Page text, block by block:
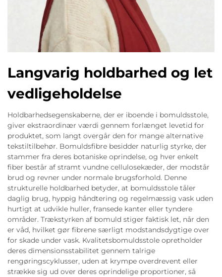
Langvarig holdbarhed og let
vedligeholdelse
Holdbarhedsegenskaberne, der er iboende i bomuldsstole,
giver ekstraordinær værdi gennem forlænget levetid for
produktet, som langt overgår den for mange alternative
tekstiltilbehør. Bomuldsfibre besidder naturlig styrke, der
stammer fra deres botaniske oprindelse, og hver enkelt
fiber består af stramt vundne cellulosekæder, der modstår
brud og revner under normale brugsforhold. Denne
strukturelle holdbarhed betyder, at bomuldsstole tåler
daglig brug, hyppig håndtering og regelmæssig vask uden
hurtigt at udvikle huller, fransede kanter eller tyndere
områder. Trækstyrken af bomuld stiger faktisk let, når den
er våd, hvilket gør fibrene særligt modstandsdygtige over
for skade under vask. Kvalitetsbomuldsstole opretholder
deres dimensionsstabilitet gennem talrige
rengøringscyklusser, uden at krympe overdrevent eller
strække sig ud over deres oprindelige proportioner, så